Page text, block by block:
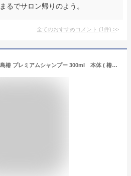
るでサロン帰りのよう。
全てのおすすめコメント (1件) >
【姫流13周年感謝】 大島椿 プレミアムシャンプー 300ml 本体 ( 椿油 ノンシリコン ツバキ油 ) ( 4970170108355 )